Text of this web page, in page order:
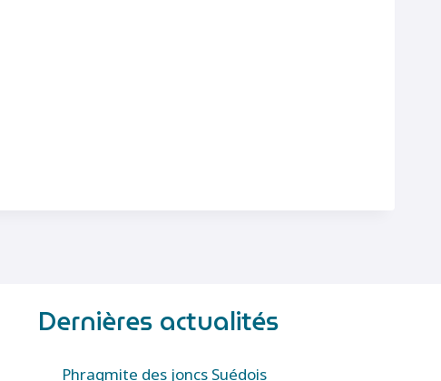
Dernières actualités
Phragmite des joncs Suédois